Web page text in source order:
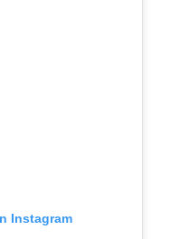
Instagram